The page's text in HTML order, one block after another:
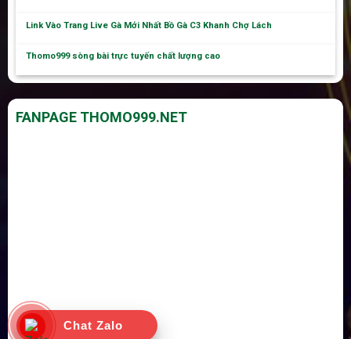
Link Vào Trang Live Gà Mới Nhất Bồ Gà C3 Khanh Chợ Lách
Thomo999 sòng bài trực tuyến chất lượng cao
FANPAGE THOMO999.NET
Chat Zalo